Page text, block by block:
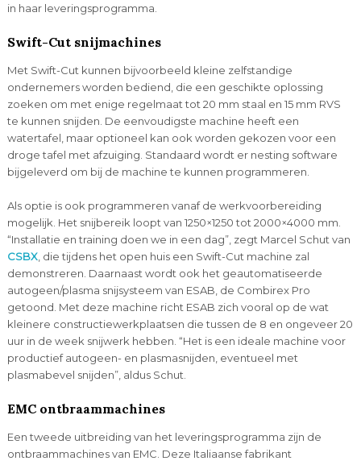
in haar leveringsprogramma.
Swift-Cut snijmachines
Met Swift-Cut kunnen bijvoorbeeld kleine zelfstandige
ondernemers worden bediend, die een geschikte oplossing
zoeken om met enige regelmaat tot 20 mm staal en 15 mm RVS
te kunnen snijden. De eenvoudigste machine heeft een
watertafel, maar optioneel kan ook worden gekozen voor een
droge tafel met afzuiging. Standaard wordt er nesting software
bijgeleverd om bij de machine te kunnen programmeren.
Als optie is ook programmeren vanaf de werkvoorbereiding
mogelijk. Het snijbereik loopt van 1250×1250 tot 2000×4000 mm.
“Installatie en training doen we in een dag”, zegt Marcel Schut van
CSBX, die tijdens het open huis een Swift-Cut machine zal
demonstreren. Daarnaast wordt ook het geautomatiseerde
autogeen/plasma snijsysteem van ESAB, de Combirex Pro
getoond. Met deze machine richt ESAB zich vooral op de wat
kleinere constructiewerkplaatsen die tussen de 8 en ongeveer 20
uur in de week snijwerk hebben. “Het is een ideale machine voor
productief autogeen- en plasmasnijden, eventueel met
plasmabevel snijden”, aldus Schut.
EMC ontbraammachines
Een tweede uitbreiding van het leveringsprogramma zijn de
ontbraammachines van EMC. Deze Italiaanse fabrikant